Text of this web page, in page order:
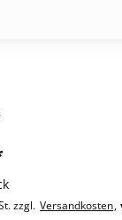
zzgl. Versandkosten,